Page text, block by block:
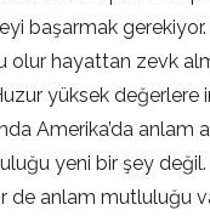
başarmak
olur hayattan zevk
yüksek değerlere
Amerika’da anlam
yeni bir şey
de anlam mutluluğu